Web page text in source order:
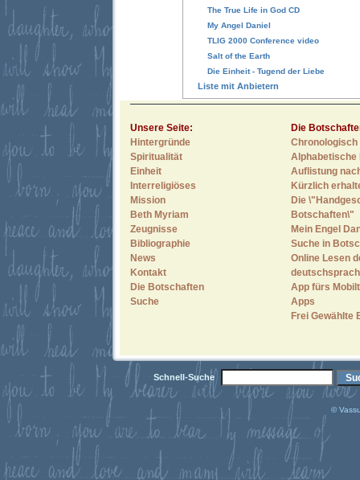
The True Life in God CD
My Angel Daniel
TLIG 2000 Conference video
Salt of the Earth
Die Einheit - Tugend der Liebe
Liste mit Anbietern
Unsere Seite:
Hintergründe
Spiritualität
Einheit
Interreligiöses
Mission
Beth Myriam
Zeugnisse
Bibliographie
News
Kontakt
Die Botschaften
Suche
Die
Alphabetische
Auflistung
Kürzlich
Die
Botschaften\"
Mein Engel
Suche in
Online Lesen
App fürs
Apps
Frei Gewählte
Schnell-Suche
©